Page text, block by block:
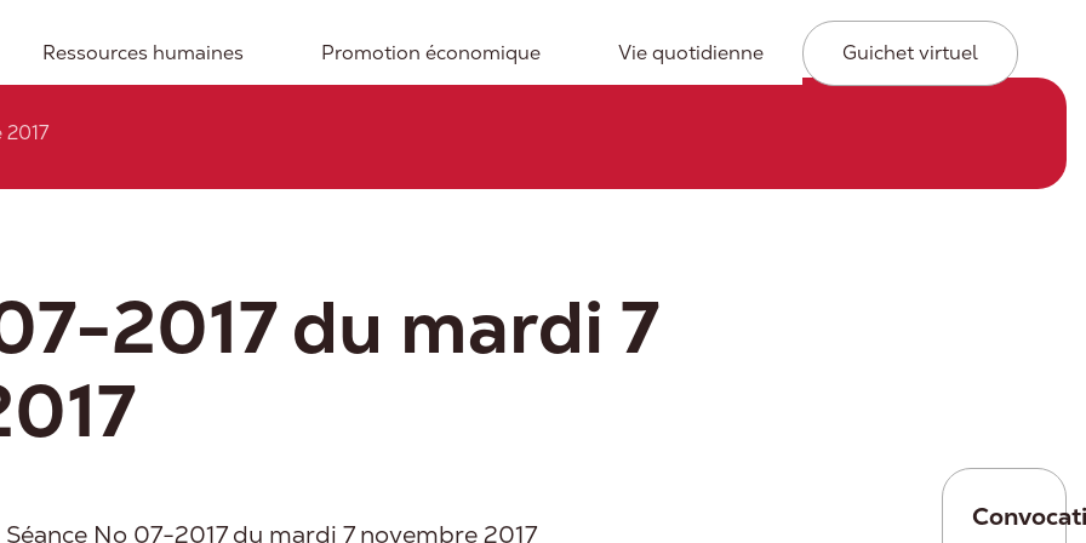
Ressources humaines Promotion économique Vie quotidienne
Secondary
Navigation
Guichet virtuel
2017 du mardi 7
Séance No 07-2017 du mardi 7 novembre 2017